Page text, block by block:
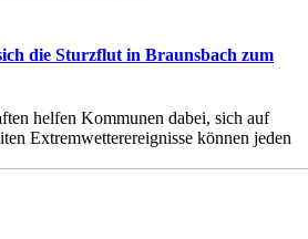
die Sturzflut in Braunsbach zum
helfen Kommunen dabei, sich auf
Extremwetterereignisse können jeden